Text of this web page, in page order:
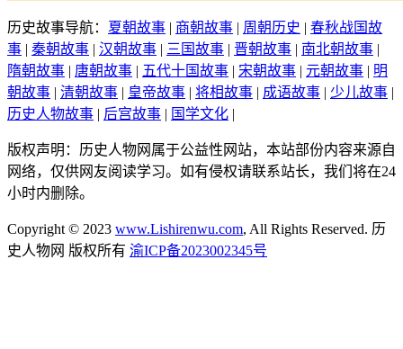
历史故事导航： 夏朝故事 | 商朝故事 | 周朝历史 | 春秋战国故
事 | 秦朝故事 | 汉朝故事 | 三国故事 | 晋朝故事 | 南北朝故事 |
隋朝故事 | 唐朝故事 | 五代十国故事 | 宋朝故事 | 元朝故事 | 明
朝故事 | 清朝故事 | 皇帝故事 | 将相故事 | 成语故事 | 少儿故事 |
历史人物故事 | 后宫故事 | 国学文化 |
版权声明：历史人物网属于公益性网站，本站部份内容来源自
网络，仅供网友阅读学习。如有侵权请联系站长，我们将在24
小时内删除。
Copyright © 2023 www.Lishirenwu.com, All Rights Reserved. 历
史人物网 版权所有 渝ICP备2023002345号